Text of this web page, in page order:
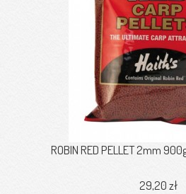
ROBIN RED PELLET 2mm
29,20 zł